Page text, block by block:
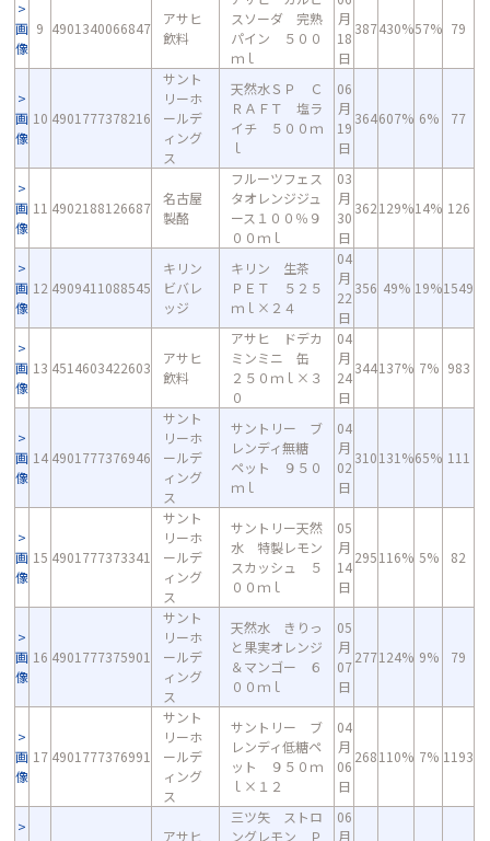
画
像
9 4901340066847
アサヒ
飲料
スソーダ 完熟
パイン ５００
ｍｌ
月
18
日
387430%57% 79
画
像
10 4901777378216
サント
リーホ
ールデ
ィング
ス
天然水ＳＰ Ｃ
ＲＡＦＴ 塩ラ
イチ ５００ｍ
ｌ
06
月
19
日
364607% 6% 77
画
像
11 4902188126687
名古屋
製酪
フルーツフェス
タオレンジジュ
ース１００％９
００ｍｌ
03
月
30
日
362129%14% 126
画
像
12 4909411088545
キリン
ビバレ
ッジ
キリン 生茶
ＰＥＴ ５２５
ｍｌ×２４
04
月
22
日
356 49% 19%1549
画
像
13 4514603422603
アサヒ
飲料
アサヒ ドデカ
ミンミニ 缶
２５０ｍｌ×３
０
04
月
24
日
344137% 7% 983
画
像
14 4901777376946
サント
リーホ
ールデ
ィング
ス
サントリー ブ
レンディ無糖
ペット ９５０
ｍｌ
04
月
02
日
310131%65% 111
画
像
15 4901777373341
サント
リーホ
ールデ
ィング
ス
サントリー天然
水 特製レモン
スカッシュ ５
００ｍｌ
05
月
14
日
295116% 5% 82
画
像
16 4901777375901
サント
リーホ
ールデ
ィング
ス
天然水 きりっ
と果実オレンジ
＆マンゴー ６
００ｍｌ
05
月
07
日
277124% 9% 79
画
像
17 4901777376991
サント
リーホ
ールデ
ィング
ス
サントリー ブ
レンディ低糖ペ
ット ９５０ｍ
ｌ×１２
04
月
06
日
268110% 7% 1193
アサヒ
三ツ矢 ストロ
ングレモン Ｐ
06
月